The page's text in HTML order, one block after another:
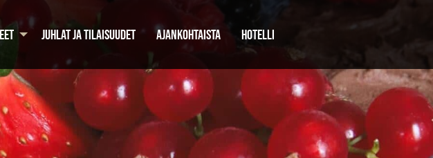
JUHLAT JA TILAISUUDET AJANKOHTAISTA HOTELLI